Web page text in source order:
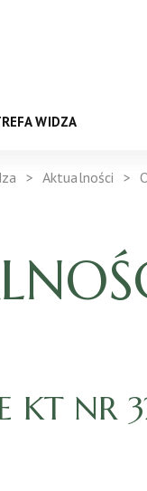
WIDZA
Aktualności
KT NR